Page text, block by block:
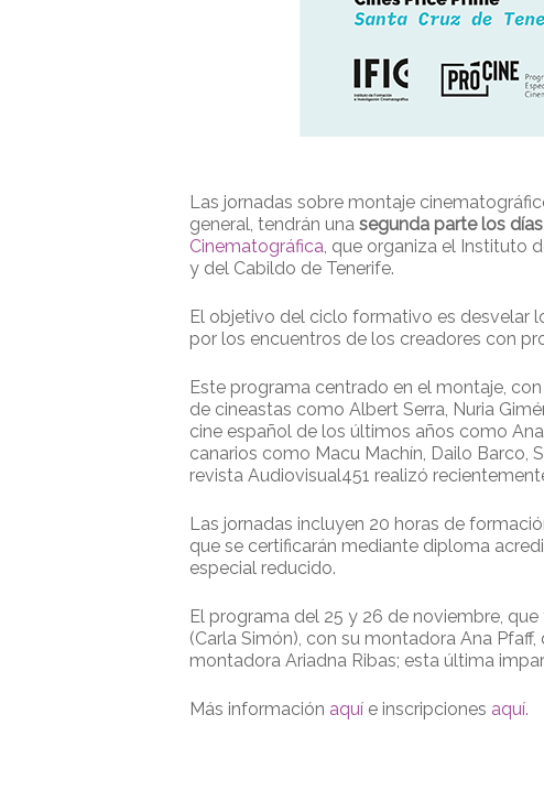
Las jornadas sobre montaje
general, tendrán una segunda parte los
Cinematográfica, que organiza el Instituto
y del Cabildo de Tenerife.
El objetivo del ciclo formativo es desvelar
por los encuentros de los creadores con
Este programa centrado en el montaje,
de cineastas como Albert Serra, Nuria
cine español de los últimos años como
canarios como Macu Machín, Dailo Barco,
revista Audiovisual451 realizó
Las jornadas incluyen 20 horas de
que se certificarán mediante diploma
especial reducido.
El programa del 25 y 26 de noviembre,
(Carla Simón), con su montadora Ana
montadora Ariadna Ribas; esta última
Más información aquí e inscripciones aquí.